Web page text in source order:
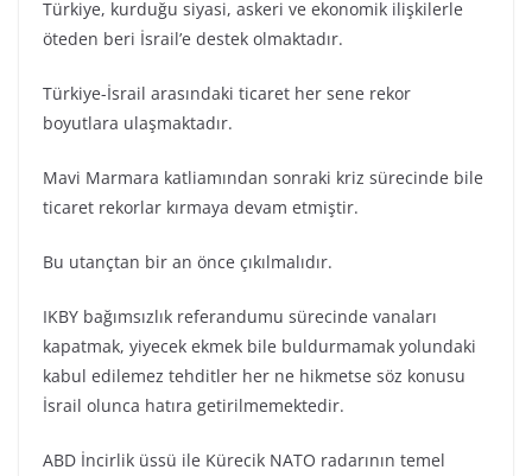
Türkiye, kurduğu siyasi, askeri ve ekonomik ilişkilerle
öteden beri İsrail’e destek olmaktadır.
Türkiye-İsrail arasındaki ticaret her sene rekor
boyutlara ulaşmaktadır.
Mavi Marmara katliamından sonraki kriz sürecinde bile
ticaret rekorlar kırmaya devam etmiştir.
Bu utançtan bir an önce çıkılmalıdır.
IKBY bağımsızlık referandumu sürecinde vanaları
kapatmak, yiyecek ekmek bile buldurmamak yolundaki
kabul edilemez tehditler her ne hikmetse söz konusu
İsrail olunca hatıra getirilmemektedir.
ABD İncirlik üssü ile Kürecik NATO radarının temel